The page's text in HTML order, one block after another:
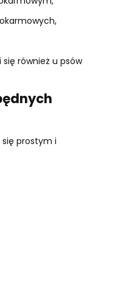
się również u psów
się prostym i